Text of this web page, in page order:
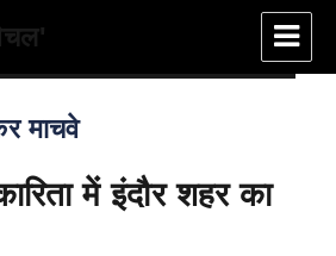
माचवे
में इंदौर शहर का